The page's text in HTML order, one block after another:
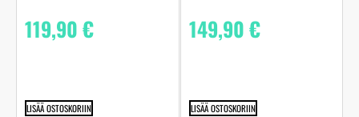
119,90€
LISÄÄ OSTOSKORIIN
149,90€
LISÄÄ OSTOSKORIIN